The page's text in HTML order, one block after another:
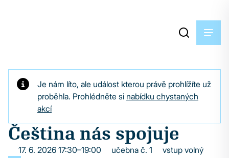
Je nám líto, ale událost kterou právě prohlížíte už
proběhla. Prohlédněte si nabídku chystaných
akcí
Čeština nás spojuje
17. 6. 2026 17:30–19:00 učebna č. 1 vstup volný